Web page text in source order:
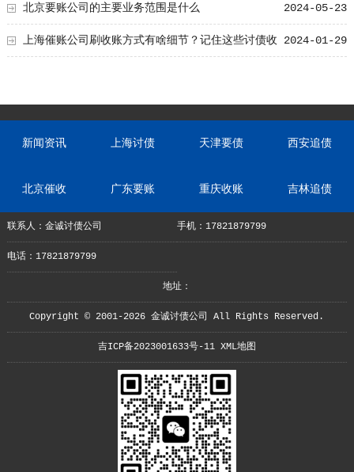
2024-05-23
北京要账公司的主要业务范围是什么
2024-01-29
上海催账公司刷收账方式有啥细节？记住这些讨债收
新闻资讯 上海讨债 天津要债 西安追债
北京催收 广东要账 重庆收账 吉林追债
联系人：金诚讨债公司 手机：17821879799
电话：17821879799
地址：
Copyright © 2001-2026 金诚讨债公司 All Rights Reserved.
吉ICP备2023001633号-11 XML地图